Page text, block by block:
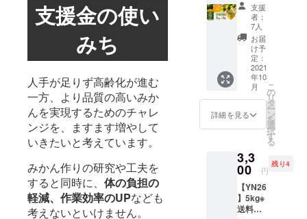
支援金の使い
みち
人手が足りず高齢化が進む
一方、より品質の高いみか
んを実現するためのチャレ
ンジを、ますます増やして
いきたいと考えています。
みかん作りの研究や工夫を
すると同時に、 体の負担の
軽減、作業効率のUPなども
考えないといけません。
ン番号
CAMPF
IREメッ
セージ
にてお
伝え致
しま
す。 ※
複数枚
(500円
以上)購
まして
も、1回
のみ、
20％OF
Fが適用
されま
注文く
ださ
い。 対
象の方
でこち
らの
「追加
送料」
をご負
担いた
だいて
セルと
させて
いただ
く場合
があり
ます。
州・四
国・九
州） ・
ゆら早
生(5ｋ
g)×１箱
※沖縄、
北海道
へは別
途「北
海道・
沖縄追
料」の
リター
ンをお
申込み
くださ
い。 ※
支援
者：
7人
お届
け予
定：
2021
年10
月
詳細を見る
こ
の
リ
タ
ー
ン
を
選
択
す
る
3,3
00 円
残り4
【YN26
】5kg※
送料込